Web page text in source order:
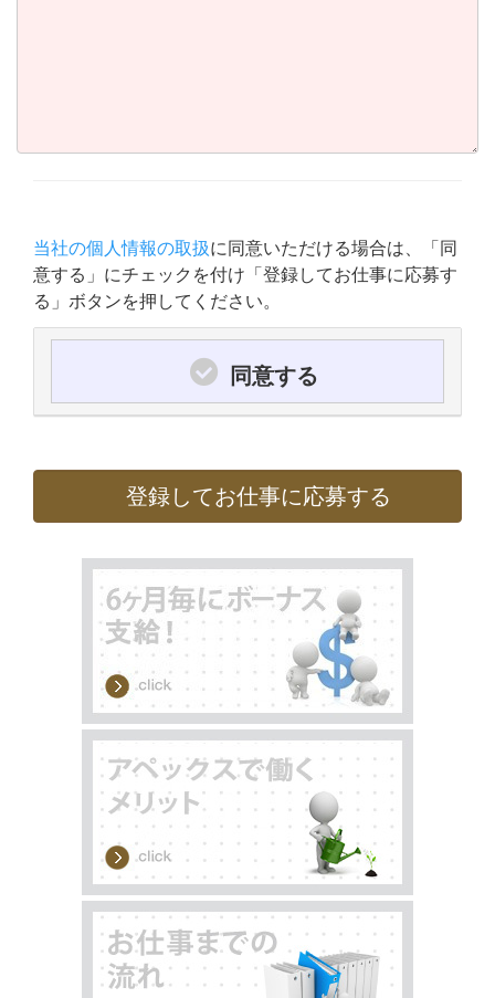
当社の個人情報の取扱に同意いただける場合は、「同
意する」にチェックを付け「登録してお仕事に応募す
る」ボタンを押してください。
同意する